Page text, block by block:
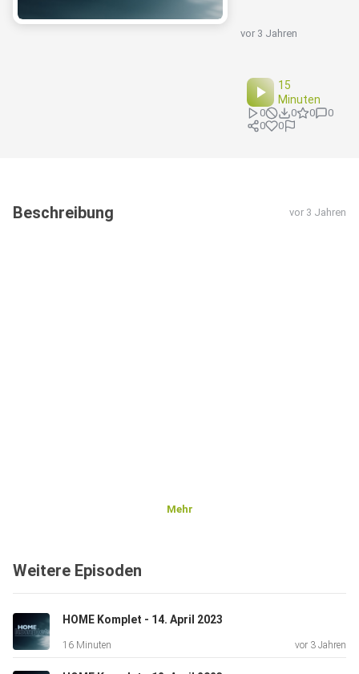
vor 3 Jahren
15
Minuten
0 0 0
0
0
0
Beschreibung vor 3 Jahren
Mehr
Weitere Episoden
HOME Komplet - 14. April 2023
16 Minuten vor 3 Jahren